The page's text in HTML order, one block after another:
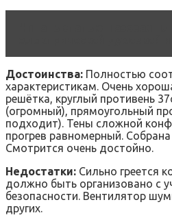
Достоинства: Полностью
характеристикам. Очень
решётка, круглый противень
(огромный), прямоугольный
подходит). Тены сложной
прогрев равномерный. Собрана
Смотрится очень достойно.
Недостатки: Сильно греется
должно быть организовано с
безопасности. Вентилятор
других.